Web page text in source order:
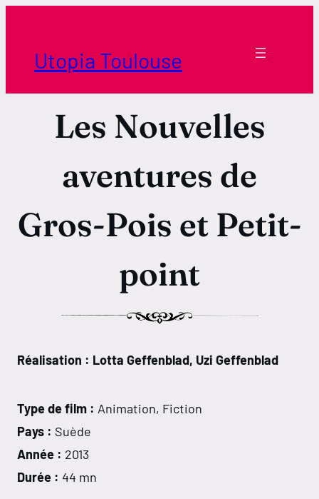
contenuUtopia Toulouse
Horaires Borderouge
Les Nouvelles
aventures de
Gros-Pois et Petit-
point
Réalisation : Lotta Geffenblad, Uzi Geffenblad
Type de film : Animation, Fiction
Pays : Suède
Année : 2013
Durée : 44 mn